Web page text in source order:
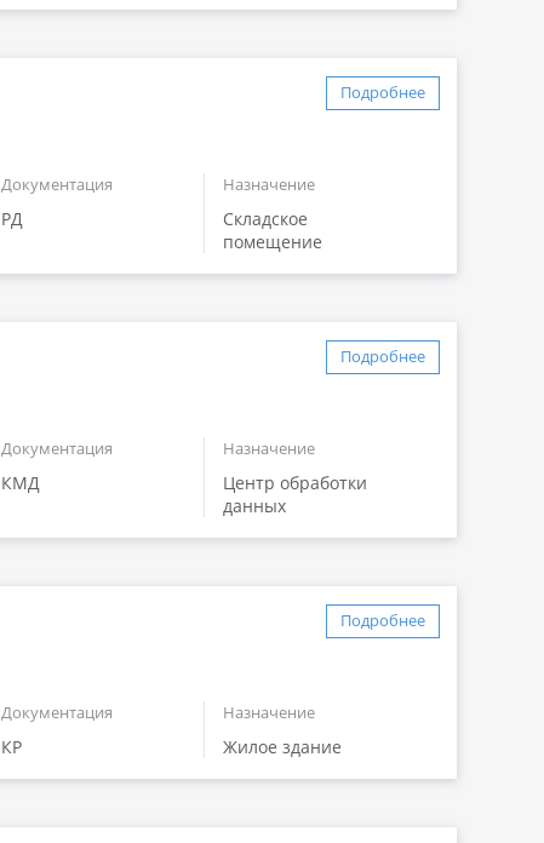
Подробнее
Документация
РД
Назначение
Складское
помещение
Подробнее
Документация
КМД
Назначение
Центр обработки
данных
Подробнее
Документация
КР
Назначение
Жилое здание